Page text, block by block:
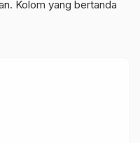
Kolom yang bertanda